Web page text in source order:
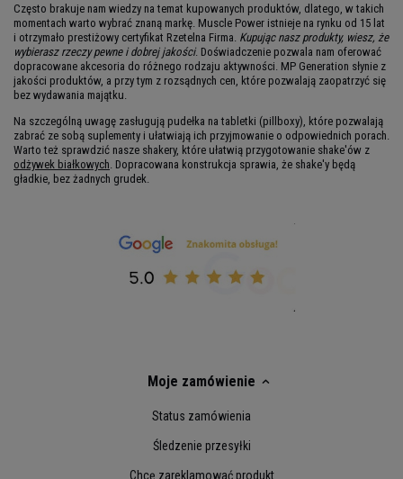
Często brakuje nam wiedzy na temat kupowanych produktów, dlatego, w takich
momentach warto wybrać znaną markę. Muscle Power istnieje na rynku od 15 lat
i otrzymało prestiżowy certyfikat Rzetelna Firma. Kupując nasz produkty, wiesz, że
wybierasz rzeczy pewne i dobrej jakości. Doświadczenie pozwala nam oferować
dopracowane akcesoria do różnego rodzaju aktywności. MP Generation słynie z
jakości produktów, a przy tym z rozsądnych cen, które pozwalają zaopatrzyć się
bez wydawania majątku.
Na szczególną uwagę zasługują pudełka na tabletki (pillboxy), które pozwalają
zabrać ze sobą suplementy i ułatwiają ich przyjmowanie o odpowiednich porach.
Warto też sprawdzić nasze shakery, które ułatwią przygotowanie shake'ów z
odżywek białkowych . Dopracowana konstrukcja sprawia, że shake'y będą
gładkie, bez żadnych grudek.
Moje zamówienie
Status zamówienia
Śledzenie przesyłki
Chcę zareklamować produkt